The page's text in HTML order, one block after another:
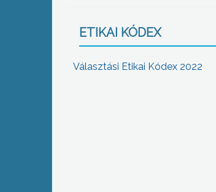
ETIKAI KÓDEX
Választási Etikai Kódex 2022